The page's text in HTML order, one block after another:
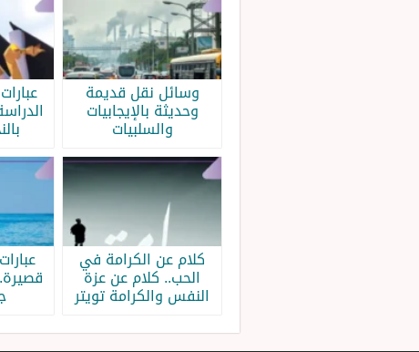
وسائل نقل قديمة
وحديثة بالإيجابيات
والسلبيات
كلام عن الكرامة في
الحب.. كلام عن عزة
النفس والكرامة تويتر